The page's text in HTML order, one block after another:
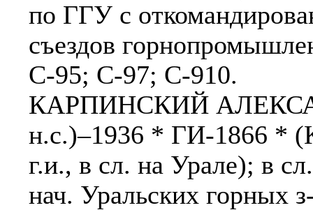
по ГГУ с
съездов
С-95; С-97; С-910.
КАРПИНСКИЙ
н.с.)–1936 * ГИ-1866 *
г.и., в сл. на Урале); в
нач. Уральских горных